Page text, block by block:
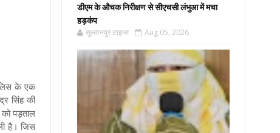
के एक
सिंह की
पड़ताल
है। जिस
डीएम के औचक निरीक्षण से सीएचसी लंभुआ में मचा
हड़कंप
सुल्तानपुर टाइम्स Aug 05, 2026